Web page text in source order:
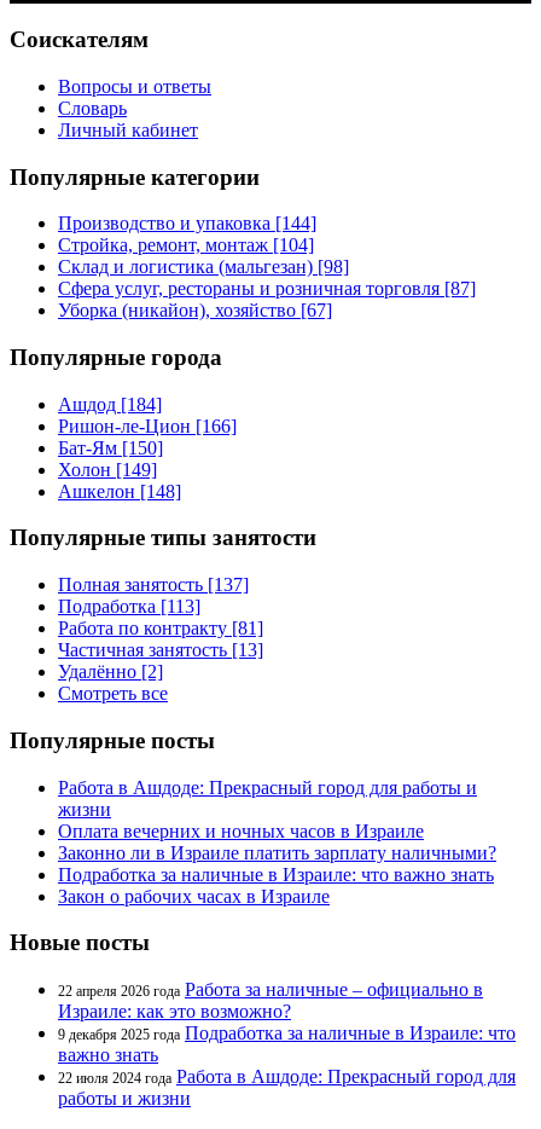
Соискателям
Вопросы и ответы
Словарь
Личный кабинет
Популярные категории
Производство и упаковка [144]
Стройка, ремонт, монтаж [104]
Склад и логистика (мальгезан) [98]
Сфера услуг, рестораны и розничная торговля [87]
Уборка (никайон), хозяйство [67]
Популярные города
Ашдод [184]
Ришон-ле-Цион [166]
Бат-Ям [150]
Холон [149]
Ашкелон [148]
Популярные типы занятости
Полная занятость [137]
Подработка [113]
Работа по контракту [81]
Частичная занятость [13]
Удалённо [2]
Смотреть все
Популярные посты
Работа в Ашдоде: Прекрасный город для работы и
жизни
Оплата вечерних и ночных часов в Израиле
Законно ли в Израиле платить зарплату наличными?
Подработка за наличные в Израиле: что важно знать
Закон о рабочих часах в Израиле
Новые посты
22 апреля 2026 года Работа за наличные – официально в
Израиле: как это возможно?
9 декабря 2025 года Подработка за наличные в Израиле: что
важно знать
22 июля 2024 года Работа в Ашдоде: Прекрасный город для
работы и жизни